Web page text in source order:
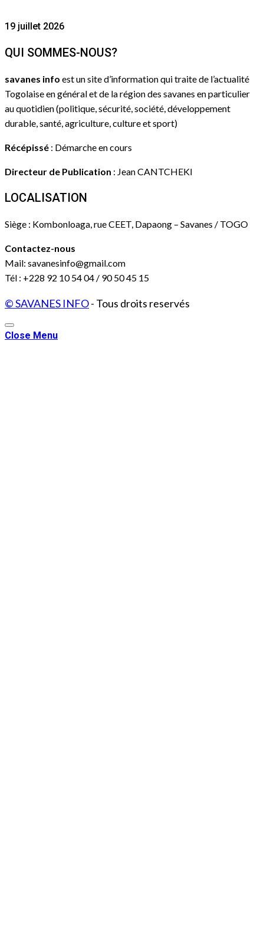
19 juillet 2026
QUI SOMMES-NOUS?
savanes info est un site d’information qui traite de l’actualité
Togolaise en général et de la région des savanes en particulier
au quotidien (politique, sécurité, société, développement
durable, santé, agriculture, culture et sport)
Récépissé : Démarche en cours
Directeur de Publication : Jean CANTCHEKI
LOCALISATION
Siège : Kombonloaga, rue CEET, Dapaong – Savanes / TOGO
Contactez-nous
Mail: savanesinfo@gmail.com
Tél : +228 92 10 54 04 / 90 50 45 15
© SAVANES INFO- Tous droits reservés
Close Menu